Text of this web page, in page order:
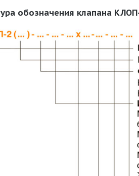
обозначения клапана